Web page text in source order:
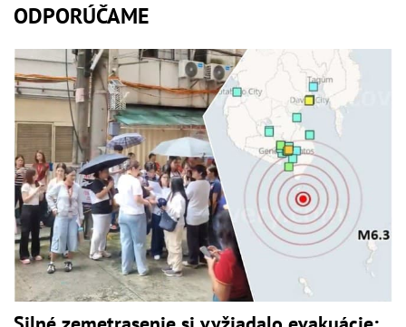
ODPORÚČAME